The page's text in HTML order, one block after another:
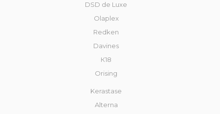
DSD de Luxe
Olaplex
Redken
Davines
К18
Orising
Kerastase
Alterna